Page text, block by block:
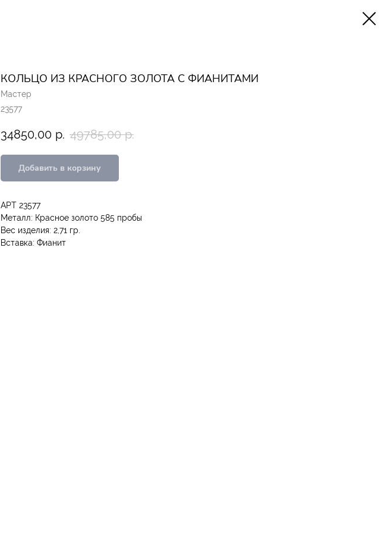
КОЛЬЦО ИЗ КРАСНОГО ЗОЛОТА С ФИАНИТАМИ
Мастер
23577
34850,00 р. 49785,00 р.
Добавить в корзину
АРТ 23577
Металл: Красное золото 585 пробы
Вес изделия: 2,71 гр.
Вставка: Фианит